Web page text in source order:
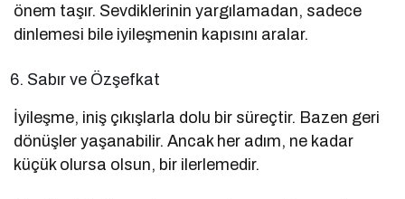
önem taşır. Sevdiklerinin yargılamadan, sadece
dinlemesi bile iyileşmenin kapısını aralar.
Sabır ve Özşefkat
İyileşme, iniş çıkışlarla dolu bir süreçtir. Bazen geri
dönüşler yaşanabilir. Ancak her adım, ne kadar
küçük olursa olsun, bir ilerlemedir.